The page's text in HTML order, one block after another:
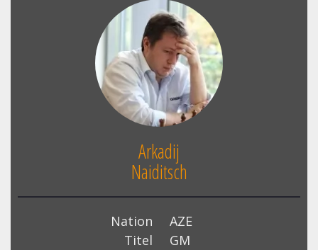
Arkadij
Naiditsch
Nation
AZE
Titel
GM